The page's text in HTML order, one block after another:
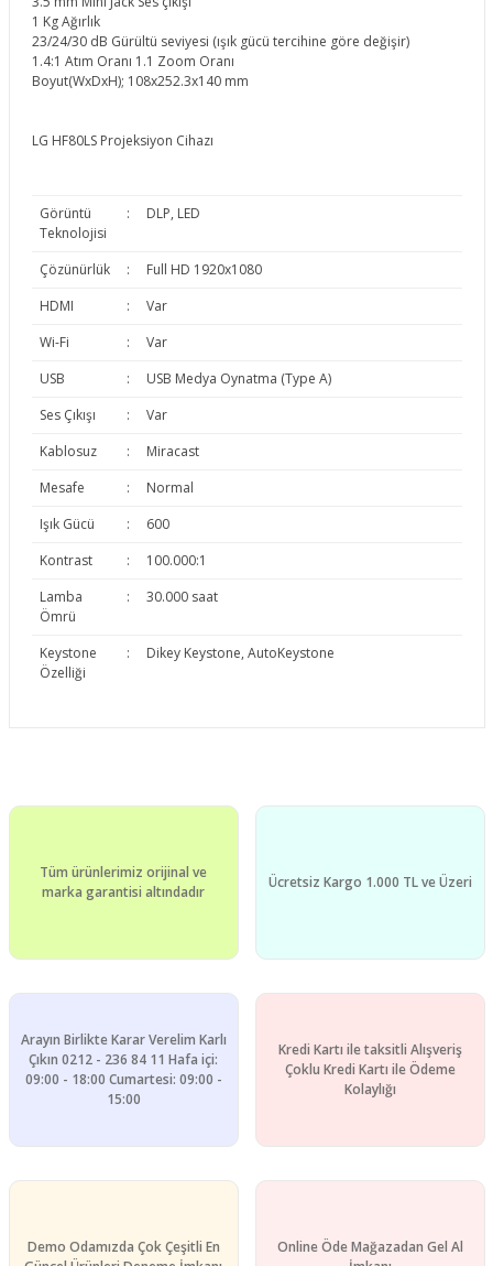
1 Kg Ağırlık
23/24/30 dB Gürültü seviyesi (ışık gücü tercihine göre değişir)
1.4:1 Atım Oranı 1.1 Zoom Oranı
Boyut(WxDxH); 108x252.3x140 mm
LG HF80LS Projeksiyon Cihazı
Görüntü
Teknolojisi
: DLP, LED
Çözünürlük :
Full HD 1920x1080
HDMI
:
Var
Wi-Fi
:
Var
USB
:
USB Medya Oynatma (Type A)
Ses Çıkışı
:
Var
Kablosuz
:
Miracast
Mesafe
:
Normal
Işık Gücü
:
600
Kontrast
:
100.000:1
Lamba
Ömrü
: 30.000 saat
Keystone
Özelliği
: Dikey Keystone, AutoKeystone
Görüş ve önerileriniz için teşekkür ederiz.
Ürün resmi kalitesiz, bozuk veya görüntülenemiyor.
Tüm ürünlerimiz orijinal ve
marka garantisi altındadır
Ücretsiz Kargo 1.000 TL ve Üzeri
Arayın Birlikte Karar Verelim Karlı
Çıkın 0212 - 236 84 11 Hafa içi:
09:00 - 18:00 Cumartesi: 09:00 -
15:00
Kredi Kartı ile taksitli Alışveriş
Çoklu Kredi Kartı ile Ödeme
Kolaylığı
Demo Odamızda Çok Çeşitli En
Online Öde Mağazadan Gel Al